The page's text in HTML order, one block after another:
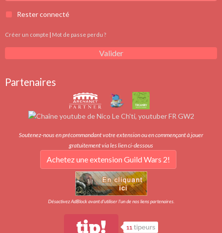
Rester connecté
Créer un compte | Mot de passe perdu ?
Valider
Partenaires
Soutenez-nous en précommandant votre extension ou en commençant à jouer
gratuitement via les lien ci-dessous
Achetez une extension Guild Wars 2!
Désactivez AdBlock avant d'utiliser l'un de nos liens partenaires.
tip! 11 tipeurs